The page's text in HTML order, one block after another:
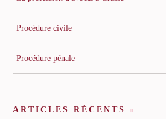
Procédure civile
Procédure pénale
ARTICLES RÉCENTS